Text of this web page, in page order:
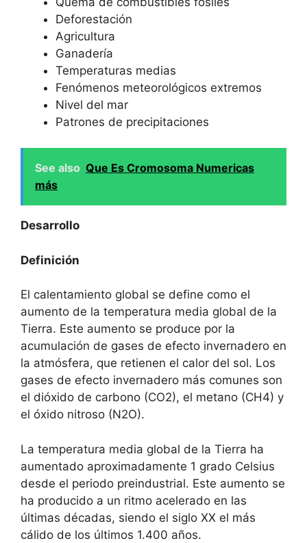
Deforestación
Agricultura
Ganadería
Temperaturas medias
Fenómenos meteorológicos extremos
Nivel del mar
Patrones de precipitaciones
See also Que Es Cromosoma Numericas
más
Desarrollo
Definición
El calentamiento global se define como el
aumento de la temperatura media global de la
Tierra. Este aumento se produce por la
acumulación de gases de efecto invernadero en
la atmósfera, que retienen el calor del sol. Los
gases de efecto invernadero más comunes son
el dióxido de carbono (CO2), el metano (CH4) y
el óxido nitroso (N2O).
La temperatura media global de la Tierra ha
aumentado aproximadamente 1 grado Celsius
desde el periodo preindustrial. Este aumento se
ha producido a un ritmo acelerado en las
últimas décadas, siendo el siglo XX el más
cálido de los últimos 1.400 años.